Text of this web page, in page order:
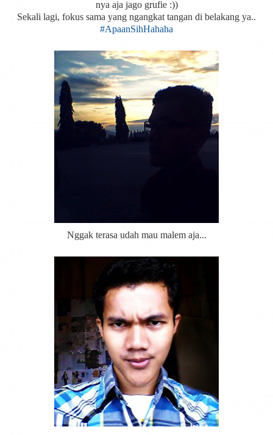
nya aja jago grufie :))
Sekali lagi, fokus sama yang ngangkat tangan di belakang ya..
#ApaanSihHahaha
Nggak terasa udah mau malem aja...